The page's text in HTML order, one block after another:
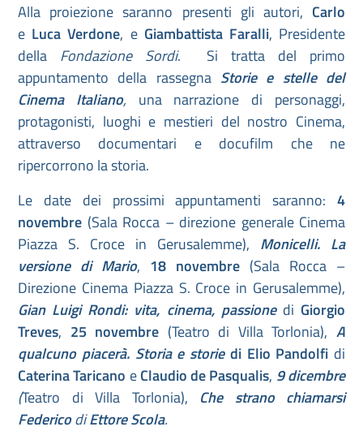
Alla proiezione saranno presenti gli autori, Carlo
e Luca Verdone, e Giambattista Faralli, Presidente
della Fondazione Sordi. Si tratta del primo
appuntamento della rassegna Storie e stelle del
Cinema Italiano,una narrazione di personaggi,
protagonisti, luoghi e mestieri del nostro Cinema,
attraverso documentari e docufilm che ne
ripercorrono la storia.
Le date dei prossimi appuntamenti saranno: 4
novembre (Sala Rocca – direzione generale Cinema
Piazza S. Croce in Gerusalemme), Monicelli. La
versione di Mario, 18 novembre (Sala Rocca –
Direzione Cinema Piazza S. Croce in Gerusalemme),
Gian Luigi Rondi: vita, cinema, passionedi Giorgio
Treves, 25 novembre (Teatro di Villa Torlonia),A
qualcuno piacerà. Storia e storie di Elio Pandolfi di
Caterina Taricano eClaudio de Pasqualis, 9 dicembre
(Teatro di Villa Torlonia), Che strano chiamarsi
FedericodiEttore Scola.